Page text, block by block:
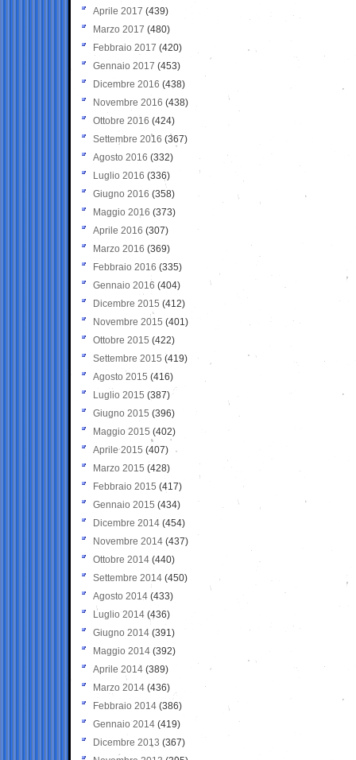
Aprile 2017 (439)
Marzo 2017 (480)
Febbraio 2017 (420)
Gennaio 2017 (453)
Dicembre 2016 (438)
Novembre 2016 (438)
Ottobre 2016 (424)
Settembre 2016 (367)
Agosto 2016 (332)
Luglio 2016 (336)
Giugno 2016 (358)
Maggio 2016 (373)
Aprile 2016 (307)
Marzo 2016 (369)
Febbraio 2016 (335)
Gennaio 2016 (404)
Dicembre 2015 (412)
Novembre 2015 (401)
Ottobre 2015 (422)
Settembre 2015 (419)
Agosto 2015 (416)
Luglio 2015 (387)
Giugno 2015 (396)
Maggio 2015 (402)
Aprile 2015 (407)
Marzo 2015 (428)
Febbraio 2015 (417)
Gennaio 2015 (434)
Dicembre 2014 (454)
Novembre 2014 (437)
Ottobre 2014 (440)
Settembre 2014 (450)
Agosto 2014 (433)
Luglio 2014 (436)
Giugno 2014 (391)
Maggio 2014 (392)
Aprile 2014 (389)
Marzo 2014 (436)
Febbraio 2014 (386)
Gennaio 2014 (419)
Dicembre 2013 (367)